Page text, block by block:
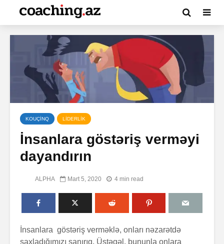
KOUÇİNQ LİDERLİK
İnsanlara göstəriş verməyi
dayandırın
ALPHA Mart 5, 2020 4 min read
İnsanlara göstəriş verməklə, onları nəzarətdə
saxladığımızı sanırıq. Üstəgəl, bununla onlara